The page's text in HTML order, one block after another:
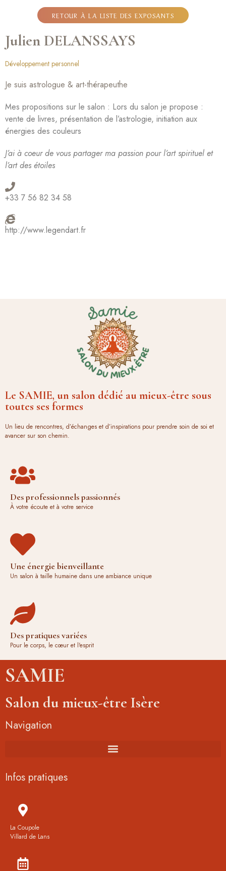
RETOUR À LA LISTE DES EXPOSANTS
Julien DELANSSAYS
Développement personnel
Je suis astrologue & art-thérapeuthe
Mes propositions sur le salon : Lors du salon je propose :
vente de livres, présentation de l’astrologie, initiation aux
énergies des couleurs
J’ai à coeur de vous partager ma passion pour l’art spirituel et
l’art des étoiles
+33 7 56 82 34 58
http://www.legendart.fr
Le SAMIE, un salon dédié au mieux-être sous
toutes ses formes
Un lieu de rencontres, d’échanges et d’inspirations pour prendre soin de soi et
avancer sur son chemin.
Des professionnels passionnés
À votre écoute et à votre service
Une énergie bienveillante
Un salon à taille humaine dans une ambiance unique
Des pratiques variées
Pour le corps, le cœur et l'esprit
SAMIE
Salon du mieux-être Isère
Navigation
Infos pratiques
La Coupole
Villard de Lans